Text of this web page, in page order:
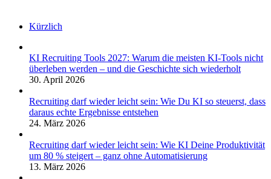
Kürzlich
KI Recruiting Tools 2027: Warum die meisten KI-Tools nicht
überleben werden – und die Geschichte sich wiederholt
30. April 2026
Recruiting darf wieder leicht sein: Wie Du KI so steuerst, dass
daraus echte Ergebnisse entstehen
24. März 2026
Recruiting darf wieder leicht sein: Wie KI Deine Produktivität
um 80 % steigert – ganz ohne Automatisierung
13. März 2026